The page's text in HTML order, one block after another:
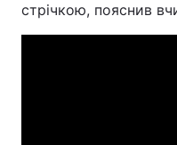
стрічкою, пояснив